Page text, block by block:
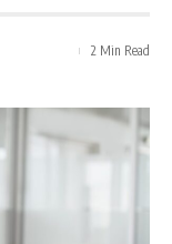
2 Min Read